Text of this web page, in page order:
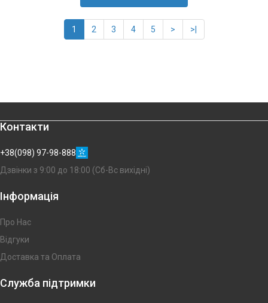
1 2 3 4 5 > >|
Контакти
+38(098) 97-98-888
Дзвінки з 9:00 до 18:00 (Сб-Вс вихідні)
Інформація
Про Нас
Відгуки
Доставка та Оплата
Служба підтримки